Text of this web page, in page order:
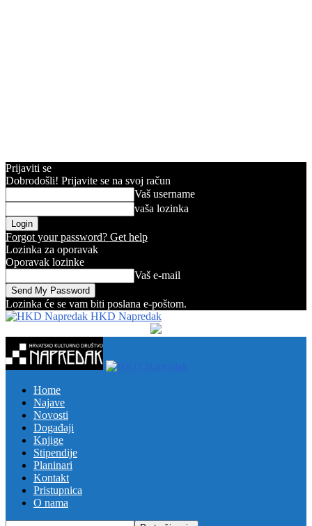
Prijaviti se
Dobrodošli! Prijavite se na svoj račun
Vaš username
vaša lozinka
Forgot your password? Get help
Lozinka za oporavak
Oporavak lozinke
Vaš e-mail
Lozinka će se vam biti poslana e-poštom.
HKD Napredak
Home
Najave
Novosti
Događaji
Knjige
Stipendije
Planinari
Kontakt
Pristupnica
O nama